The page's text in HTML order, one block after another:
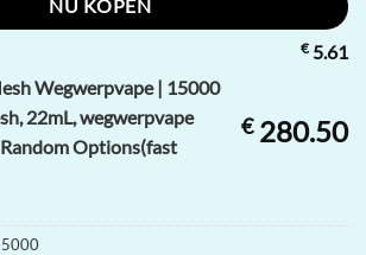
NU KOPEN
€5.61
Wegwerpvape | 15000
22mL, wegwerpvape
Options(fast
€280.50